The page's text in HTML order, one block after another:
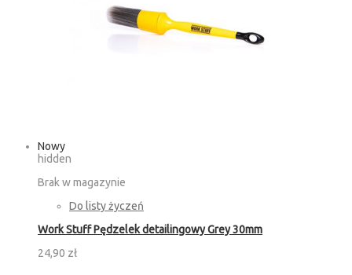
Nowy
hidden
Brak w magazynie
Do listy życzeń
Work Stuff Pędzelek detailingowy Grey 30mm
24,90 zł